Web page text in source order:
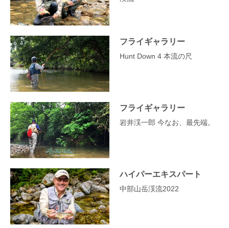
フライギャラリー
Hunt Down 4 本流の尺
フライギャラリー
岩井渓一郎 今なお、最先端。
ハイパーエキスパート
中部山岳渓流2022